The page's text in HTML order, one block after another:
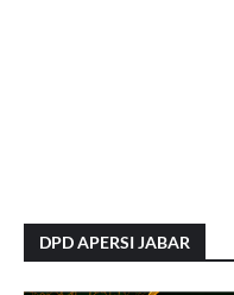
DPD APERSI JABAR